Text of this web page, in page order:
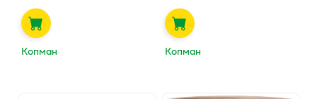
Копман Копман